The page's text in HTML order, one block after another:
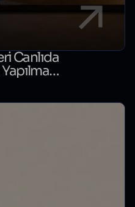
Canlıda